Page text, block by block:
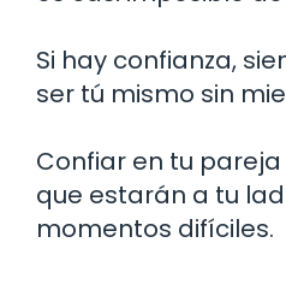
Si hay confianza,
ser tú mismo sin
Confiar en tu
que estarán a tu
momentos difíciles.